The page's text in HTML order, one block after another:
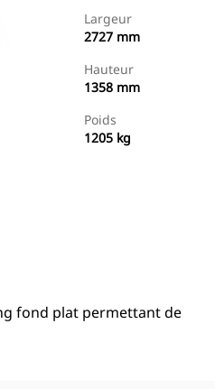
Largeur
2727 mm
Hauteur
1358 mm
Poids
1205 kg
fond plat permettant de